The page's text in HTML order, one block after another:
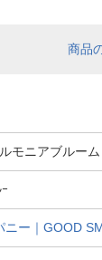
商品
モニアブルー
ニー｜GOOD